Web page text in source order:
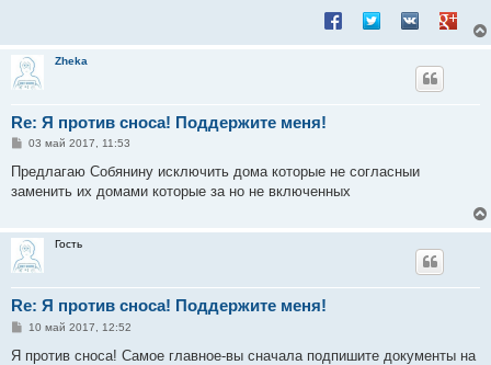
Поделиться в Facebook
Поделиться в
Поделиться
Zheka
Re: Я против сноса! Поддержите меня!
С
о
щ
и
е
03 май 2017, 11:53
Предлагаю Собянину исключить дома которые не согласныи
заменить их домами которые за но не включенных
Гость
Re: Я против сноса! Поддержите меня!
С
о
10 май 2017, 12:52
Я против сноса! Самое главное-вы сначала подпишите документы на